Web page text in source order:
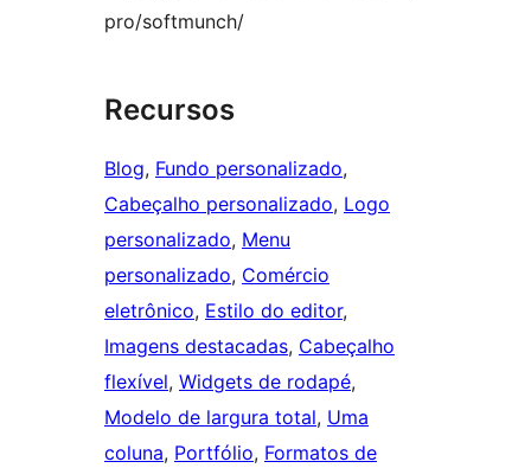
pro/softmunch/
Recursos
Blog, Fundo personalizado
Cabeçalho personalizado, Logo
personalizado, Menu
personalizado, Comércio
eletrônico, Estilo do editor
Imagens destacadas, Cabeçalho
flexível, Widgets de rodapé
Modelo de largura total, Uma
coluna, Portfólio, Formatos de